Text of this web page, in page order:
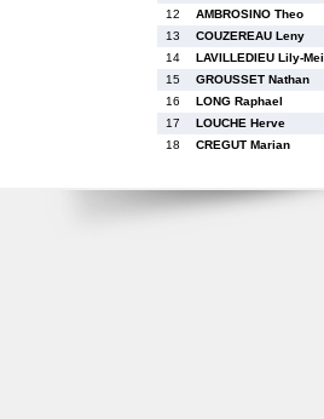
12
AMBROSINO Theo
13
COUZEREAU Leny
14
LAVILLEDIEU Lily-Mei
15
GROUSSET Nathan
16
LONG Raphael
17
LOUCHE Herve
18
CREGUT Marian